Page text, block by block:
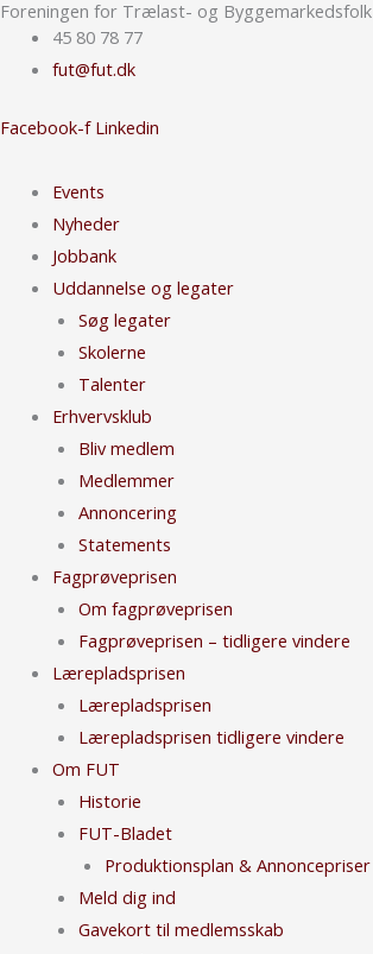
Gå
indholdet
Foreningen for Trælast- og Byggemarkedsfolk
45 80 78 77
fut@fut.dk
Facebook-f Linkedin
Events
Nyheder
Jobbank
Uddannelse og legater
Søg legater
Skolerne
Talenter
Erhvervsklub
Bliv medlem
Medlemmer
Annoncering
Statements
Fagprøveprisen
Om fagprøveprisen
Fagprøveprisen – tidligere vindere
Lærepladsprisen
Lærepladsprisen
Lærepladsprisen tidligere vindere
Om FUT
Historie
FUT-Bladet
Produktionsplan & Annoncepriser
Meld dig ind
Gavekort til medlemsskab